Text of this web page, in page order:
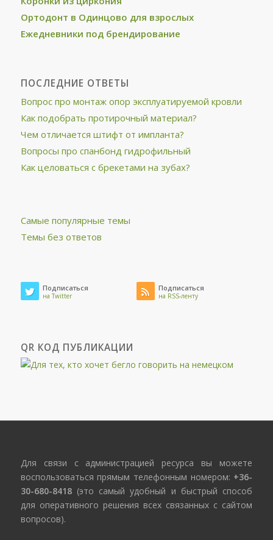
Ортодонт в Одинцово для взрослых
Ежедневники под брендирование
ПОСЛЕДНИЕ ОТВЕТЫ
Вопрос про монтаж опор эксплуатируемой кровли
Как подобрать протирочный материал?
Чем отличается штифт от импланта?
Вопросы про спанбонд гидрофильный
Как целоваться с брекетами на зубах?
Самые популярные темы
Темы без ответов
Подписаться
на Twitter
Подписаться
на RSS-ленту
QR КОД ПУБЛИКАЦИИ
Для связи с администрацией ресурса вы можете
воспользоваться прямым телефонным номером: +36-
30-680-8418(это самый удобный и быстрый способ
для оперативного решения всех связанных с сайтом
вопросов).